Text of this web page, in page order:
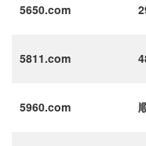
5650.com
5811.com
5960.com